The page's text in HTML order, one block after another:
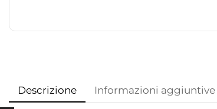
Descrizione Informazioni aggiuntive